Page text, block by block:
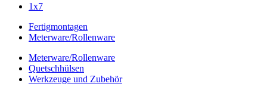
1x7
Fertigmontagen
Meterware/Rollenware
Meterware/Rollenware
Quetschhülsen
Werkzeuge und Zubehör